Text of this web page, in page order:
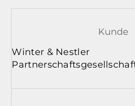
Kunde
Winter & Nestler